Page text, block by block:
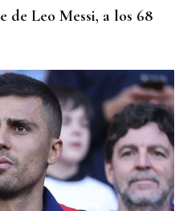
de Leo Messi, a los 68